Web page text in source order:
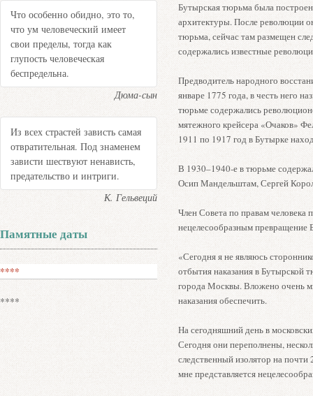
Бутырская тюрьма была
архитектуры. После революции
тюрьма, сейчас там размещен
содержались известные
Предводитель народного
январе 1775 года, в честь него
тюрьме содержались
мятежного крейсера «Очаков»
1911 по 1917 год в Бутырке
В 1930–1940-е в тюрьме
Осип Мандельштам, Сергей
Член Совета по правам человека
нецелесообразным превращение
«Сегодня я не являюсь
отбытия наказания в Бутырской
города Москвы. Вложено очень
наказания обеспечить.
На сегодняшний день в
Сегодня они переполнены,
следственный изолятор на почти
мне представляется
Что особенно обидно, это то,
что ум человеческий имеет
свои пределы, тогда как
глупость человеческая
беспредельна.
Дюма-сын
Из всех страстей зависть самая
отвратительная. Под знаменем
зависти шествуют ненависть,
предательство и интриги.
К. Гельвеций
Памятные даты
****
****